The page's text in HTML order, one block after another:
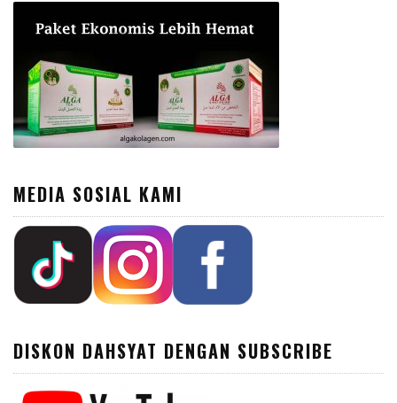
MEDIA SOSIAL KAMI
DISKON DAHSYAT DENGAN SUBSCRIBE